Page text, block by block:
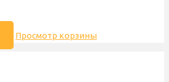
Просмотр корзины